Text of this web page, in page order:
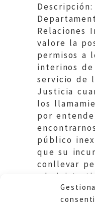
Relaciones
valore la
permisos a
interinos de
servicio de
Justicia
los
por
público
que su
conllevar
afectado.